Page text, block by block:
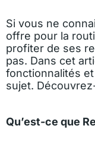
Si vous ne
offre pour la
profiter de ses
pas. Dans cet
fonctionnalités
sujet.
Qu’est-ce que